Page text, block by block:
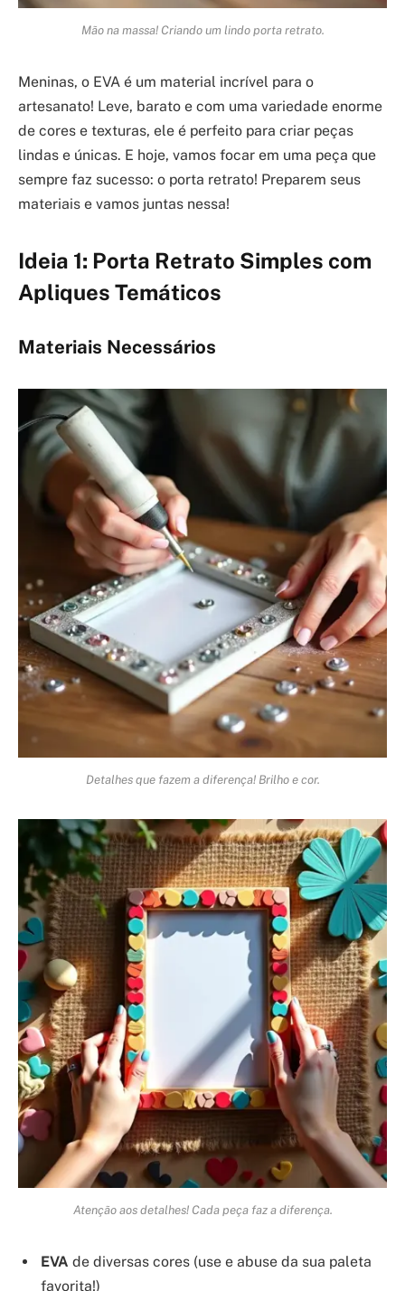
Mão na massa! Criando um lindo porta retrato.
Meninas, o EVA é um material incrível para o
artesanato! Leve, barato e com uma variedade enorme
de cores e texturas, ele é perfeito para criar peças
lindas e únicas. E hoje, vamos focar em uma peça que
sempre faz sucesso: o porta retrato! Preparem seus
materiais e vamos juntas nessa!
Ideia 1: Porta Retrato Simples com
Apliques Temáticos
Materiais Necessários
Detalhes que fazem a diferença! Brilho e cor.
Atenção aos detalhes! Cada peça faz a diferença.
EVA de diversas cores (use e abuse da sua paleta
favorita!)